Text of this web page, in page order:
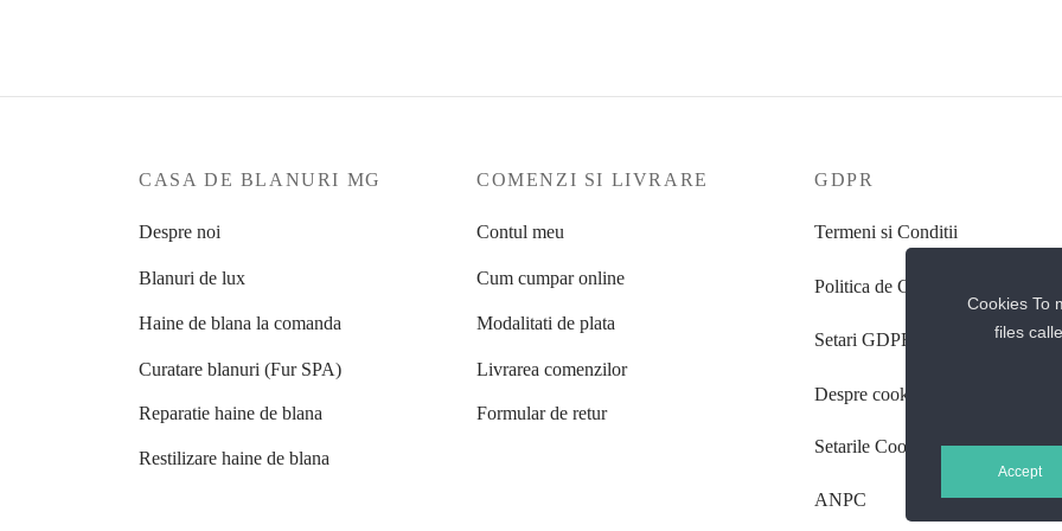
CASA DE BLANURI MG
Despre noi
Blanuri de lux
Haine de blana la comanda
Curatare blanuri (Fur SPA)
Reparatie haine de blana
Restilizare haine de blana
COMENZI SI LIVRARE
Contul meu
Cum cumpar online
Modalitati de plata
Livrarea comenzilor
Formular de retur
GDPR
Termeni si Conditii
Politica de Confidentialitate
Setari GDPR
Despre cookie-uri
Setarile Cookie-uri
ANPC
Cookies To
files
Accept